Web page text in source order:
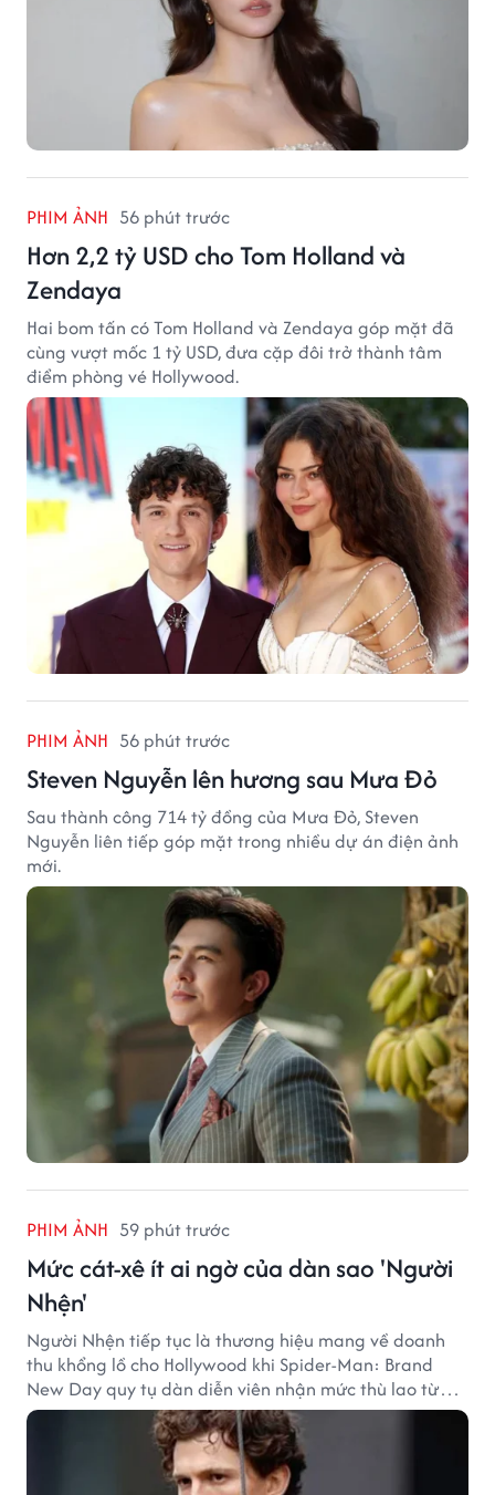
PHIM ẢNH 56 phút trước
Hơn 2,2 tỷ USD cho Tom Holland và
Zendaya
Hai bom tấn có Tom Holland và Zendaya góp mặt đã
cùng vượt mốc 1 tỷ USD, đưa cặp đôi trở thành tâm
điểm phòng vé Hollywood.
PHIM ẢNH 56 phút trước
Steven Nguyễn lên hương sau Mưa Đỏ
Sau thành công 714 tỷ đồng của Mưa Đỏ, Steven
Nguyễn liên tiếp góp mặt trong nhiều dự án điện ảnh
mới.
PHIM ẢNH 59 phút trước
Mức cát-xê ít ai ngờ của dàn sao 'Người
Nhện'
Người Nhện tiếp tục là thương hiệu mang về doanh
thu khổng lồ cho Hollywood khi Spider-Man: Brand
New Day quy tụ dàn diễn viên nhận mức thù lao từ
hàng chục đến hàng trăm tỷ đồng. Thành công phòng
vé của bộ phim cũng giúp nhiều ngôi sao sở hữu khoản
thu nhập đáng mơ ước.